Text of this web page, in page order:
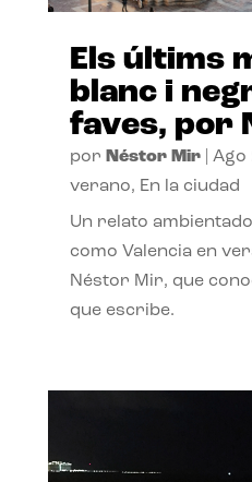
Els últims
blanc i
faves, por
por Néstor Mir| Ago
verano, En la ciudad
Un relato
como Valencia en
Néstor Mir, que
que escribe.